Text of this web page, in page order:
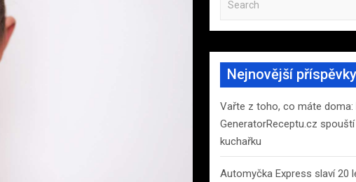
a
r
h
Nejnovější příspěvky
Vařte z toho, co máte doma:
GeneratorReceptu.cz
kuchařku
Automyčka Express slaví 20